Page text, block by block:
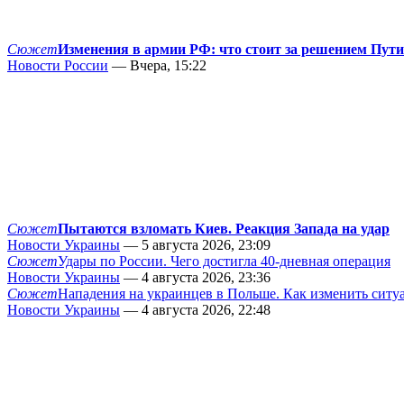
СюжетИзменения в армии РФ: что стоит за решением
Новости России — Вчера, 15:22
СюжетПытаются взломать Киев. Реакция Запада на удар
Новости Украины — 5 августа 2026, 23:09
СюжетУдары по России. Чего достигла 40-дневная операция
Новости Украины — 4 августа 2026, 23:36
СюжетНападения на украинцев в Польше. Как изменить
Новости Украины — 4 августа 2026, 22:48